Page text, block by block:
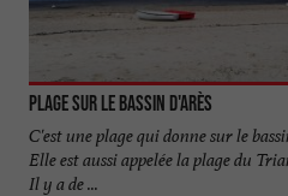
Plage sur le bassin d'Arès
C'est une plage qui donne sur le
Elle est aussi appelée la plage du
Il y a de ...